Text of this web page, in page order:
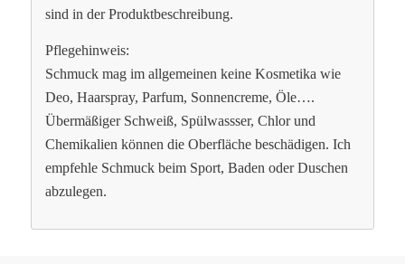
sind in der Produktbeschreibung.
Pflegehinweis:
Schmuck mag im allgemeinen keine Kosmetika wie
Deo, Haarspray, Parfum, Sonnencreme, Öle….
Übermäßiger Schweiß, Spülwassser, Chlor und
Chemikalien können die Oberfläche beschädigen. Ich
empfehle Schmuck beim Sport, Baden oder Duschen
abzulegen.